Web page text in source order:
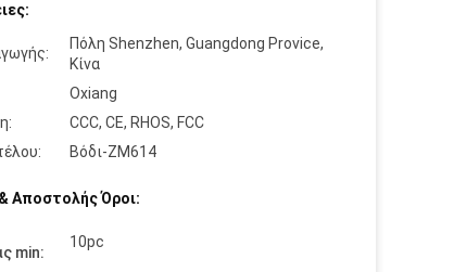
Πόλη Shenzhen, Guangdong Provice,
Κίνα
Oxiang
CCC, CE, RHOS, FCC
Βόδι-ZM614
Αποστολής Όροι:
min:
10pc